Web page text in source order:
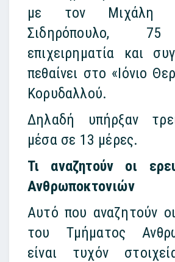
με τον Μιχάλη
Σιδηρόπουλο,
επιχειρηματία και
πεθαίνει στο «Ιόνιο
Κορυδαλλού.
Δηλαδή υπήρξαν
μέσα σε 13 μέρες.
Τι αναζητούν οι
Ανθρωποκτονιών
Αυτό που αναζητούν
του Τμήματος
είναι τυχόν